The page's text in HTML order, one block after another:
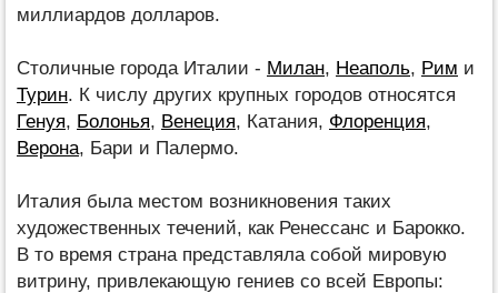
миллиардов долларов.
Столичные города Италии - Милан, Неаполь, Рим и
Турин. К числу других крупных городов относятся
Генуя, Болонья, Венеция, Катания, Флоренция,
Верона, Бари и Палермо.
Италия была местом возникновения таких
художественных течений, как Ренессанс и Барокко.
В то время страна представляла собой мировую
витрину, привлекающую гениев со всей Европы: